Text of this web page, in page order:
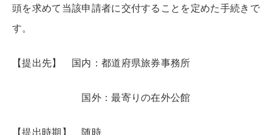
頭を求めて当該申請者に交付することを定めた手続きで
す。
【提出先】 国内：都道府県旅券事務所
国外：最寄りの在外公館
【提出時期】 随時